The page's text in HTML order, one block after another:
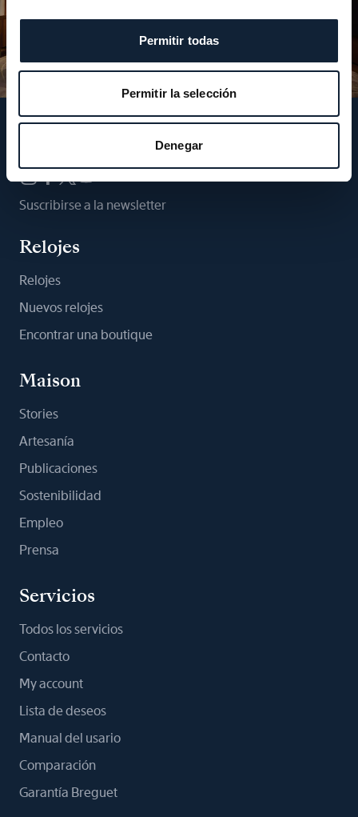
Permitir todas
Permitir la selección
Denegar
Suscribirse a la newsletter
Relojes
Relojes
Nuevos relojes
Encontrar una boutique
Maison
Stories
Artesanía
Publicaciones
Sostenibilidad
Empleo
Prensa
Servicios
Todos los servicios
Contacto
My account
Lista de deseos
Manual del usario
Comparación
Garantía Breguet